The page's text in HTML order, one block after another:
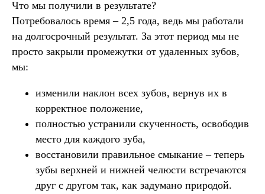
Что мы получили в результате?
Потребовалось время – 2,5 года, ведь мы работали
на долгосрочный результат. За этот период мы не
просто закрыли промежутки от удаленных зубов,
мы:
изменили наклон всех зубов, вернув их в
корректное положение,
полностью устранили скученность, освободив
место для каждого зуба,
восстановили правильное смыкание – теперь
зубы верхней и нижней челюсти встречаются
друг с другом так, как задумано природой.